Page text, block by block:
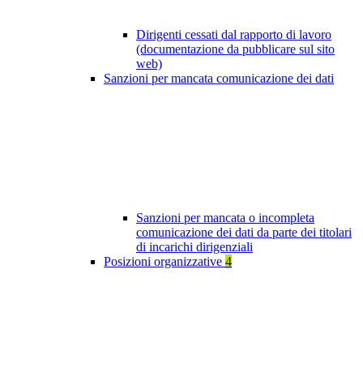
Dirigenti cessati dal rapporto di lavoro
(documentazione da pubblicare sul sito
web)
Sanzioni per mancata comunicazione dei dati
Sanzioni per mancata o incompleta
comunicazione dei dati da parte dei titolari
di incarichi dirigenziali
Posizioni organizzative 4